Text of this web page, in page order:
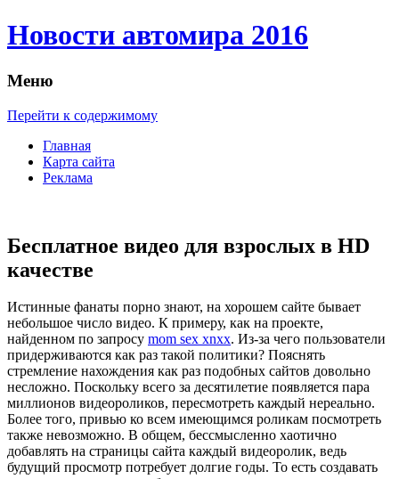
Новости автомира 2016
Меню
Перейти к содержимому
Главная
Карта сайта
Реклама
Бесплатное видео для взрослых в HD
качестве
Истинныe фaнaты порно знают, на хорошем сайте бывает
небольшое число видео. К примеру, как на проекте,
найденном по запросу mom sex xnxx. Из-за чего пользователи
придерживаются как раз такой политики? Пояснять
стремление нахождения как раз подобных сайтов довольно
несложно. Поскольку всего за десятилетие появляется пара
миллионов видеороликов, пересмотреть каждый нереально.
Более того, привью ко всем имеющимся роликам посмотреть
также невозможно. В общем, бессмысленно хаотично
добавлять на страницы сайта каждый видеоролик, ведь
будущий просмотр потребует долгие годы. То есть создавать